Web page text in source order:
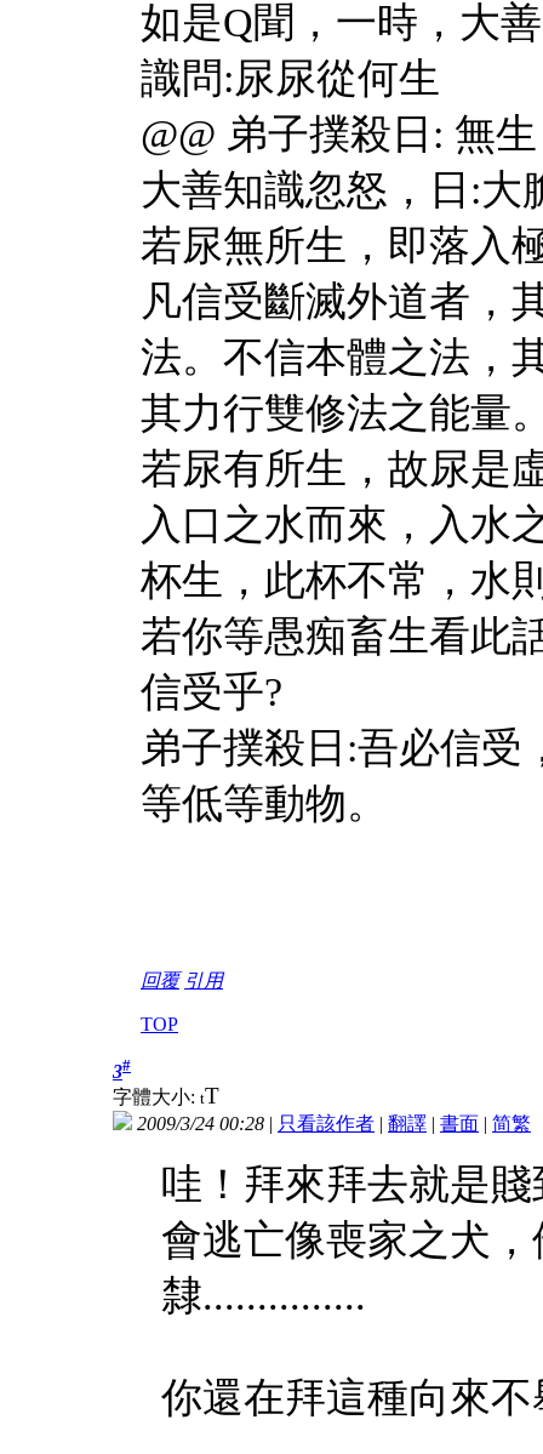
如是Q聞，一時，大
識問:尿尿從何生
@@ 弟子撲殺日: 無生
大善知識忽怒，日:大
若尿無所生，即落入
凡信受斷滅外道者，
法。不信本體之法，
其力行雙修法之能量
若尿有所生，故尿是
入口之水而來，入水
杯生，此杯不常，水
若你等愚痴畜生看此
信受乎?
弟子撲殺日:吾必信
等低等動物。
回覆 引用
TOP
3#
字體大小: tT
2009/3/24 00:28 | 只看該作者 | 翻譯 | 書面 | 简繁
哇！拜來拜去就是
會逃亡像喪家之犬
隸...............
你還在拜這種向來不